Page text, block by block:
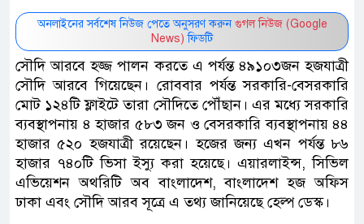
অনলাইনের সর্বশেষ নিউজ পেতে অনুসরণ করুন গুগল নিউজ (Google
News) ফিডটি
সৌদি আরবে হজ্জ পালন করতে এ পর্যন্ত ৪৯১০৩জন হজযাত্রী
সৌদি আরবে গিয়েছেন। রোববার পর্যন্ত সরকারি-বেসরকারি
মোট ১২৪টি ফ্লাইটে তারা সৌদিতে পৌঁছান। এর মধ্যে সরকারি
ব্যবস্থাপনায় ৪ হাজার ৫৮৩ জন ও বেসরকারি ব্যবস্থাপনায় ৪৪
হাজার ৫২০ হজযাত্রী রয়েছেন। হজের জন্য এখন পর্যন্ত ৮৬
হাজার ৭৪০টি ভিসা ইস্যু করা হয়েছে। এয়ারলাইন্স, সিভিল
এভিয়েশন অথরিটি অব বাংলাদেশ, বাংলাদেশ হজ অফিস
ঢাকা এবং সৌদি আরব সূত্রে এ তথ্য জানিয়েছে হেল্প ডেস্ক।